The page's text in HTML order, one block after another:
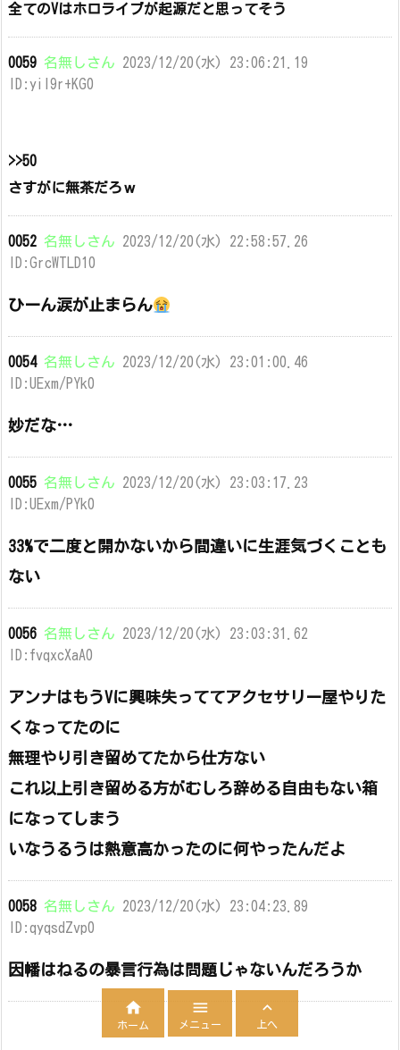
全てのVはホロライブが起源だと思ってそう
0059 名無しさん 2023/12/20(水) 23:06:21.19
ID:yiI9r+KG0
>>50
さすがに無茶だろｗ
0052 名無しさん 2023/12/20(水) 22:58:57.26
ID:GrcWTLD10
ひーん涙が止まらん
0054 名無しさん 2023/12/20(水) 23:01:00.46
ID:UExm/PYk0
妙だな…
0055 名無しさん 2023/12/20(水) 23:03:17.23
ID:UExm/PYk0
33%で二度と開かないから間違いに生涯気づくことも
ない
0056 名無しさん 2023/12/20(水) 23:03:31.62
ID:fvqxcXaA0
アンナはもうVに興味失っててアクセサリー屋やりた
くなってたのに
無理やり引き留めてたから仕方ない
これ以上引き留める方がむしろ辞める自由もない箱
になってしまう
いなうるうは熱意高かったのに何やったんだよ
0058 名無しさん 2023/12/20(水) 23:04:23.89
ID:qyqsdZvp0
因幡はねるの暴言行為は問題じゃないんだろうか

ホーム

メニュー

上へ